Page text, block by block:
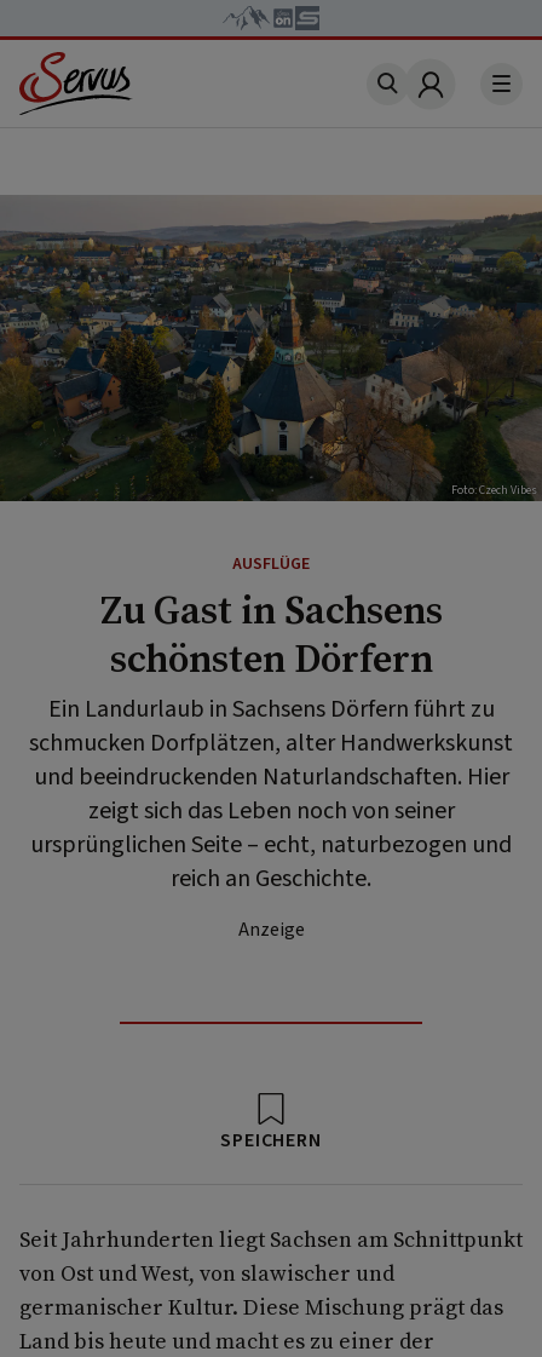
Account
Foto: Czech Vibes
AUSFLÜGE
Zu Gast in Sachsens
schönsten Dörfern
Ein Landurlaub in Sachsens Dörfern führt zu
schmucken Dorfplätzen, alter Handwerkskunst
und beeindruckenden Naturlandschaften. Hier
zeigt sich das Leben noch von seiner
ursprünglichen Seite – echt, naturbezogen und
reich an Geschichte.
Anzeige
SPEICHERN
Seit Jahrhunderten liegt Sachsen am Schnittpunkt
von Ost und West, von slawischer und
germanischer Kultur. Diese Mischung prägt das
Land bis heute und macht es zu einer der